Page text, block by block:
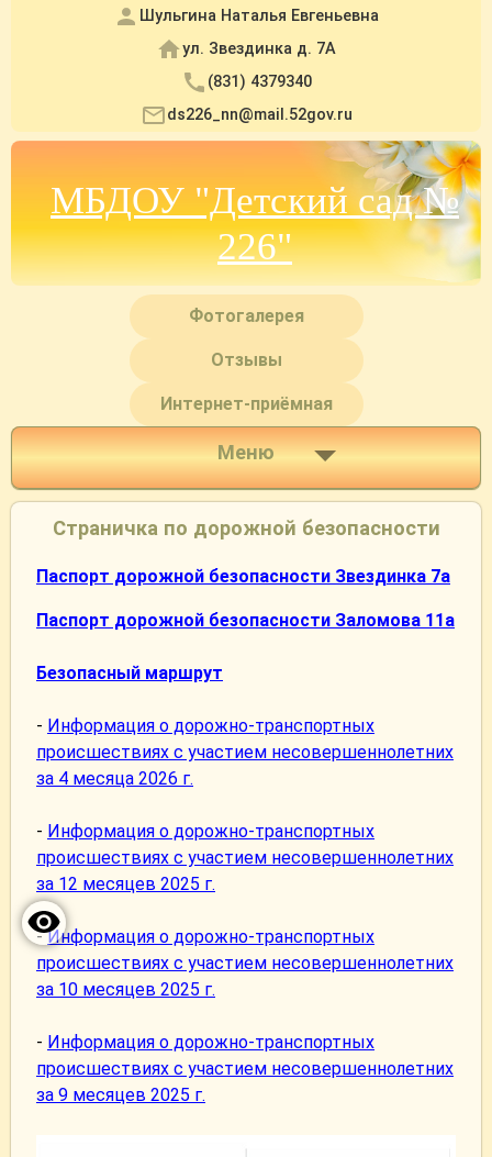
Шульгина Наталья Евгеньевна
ул. Звездинка д. 7А
(831) 4379340
ds226_nn@mail.52gov.ru
МБДОУ "Детский сад №
226"
Фотогалерея
Отзывы
Интернет-приёмная
Меню
Страничка по дорожной безопасности
Паспорт дорожной безопасности Звездинка 7а
Паспорт дорожной безопасности Заломова 11а
Безопасный маршрут
- Информация о дорожно-транспортных
происшествиях с участием несовершеннолетних
за 4 месяца 2026 г.
- Информация о дорожно-транспортных
происшествиях с участием несовершеннолетних
за 12 месяцев 2025 г.
-Информация о дорожно-транспортных
происшествиях с участием несовершеннолетних
за 10 месяцев 2025 г.
- Информация о дорожно-транспортных
происшествиях с участием несовершеннолетних
за 9 месяцев 2025 г.